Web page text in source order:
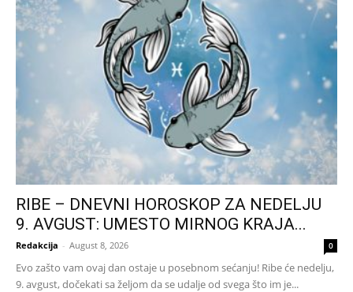
RIBE – DNEVNI HOROSKOP ZA NEDELJU
9. AVGUST: UMESTO MIRNOG KRAJA...
Redakcija - August 8, 2026 0
Evo zašto vam ovaj dan ostaje u posebnom sećanju! Ribe će nedelju,
9. avgust, dočekati sa željom da se udalje od svega što im je...